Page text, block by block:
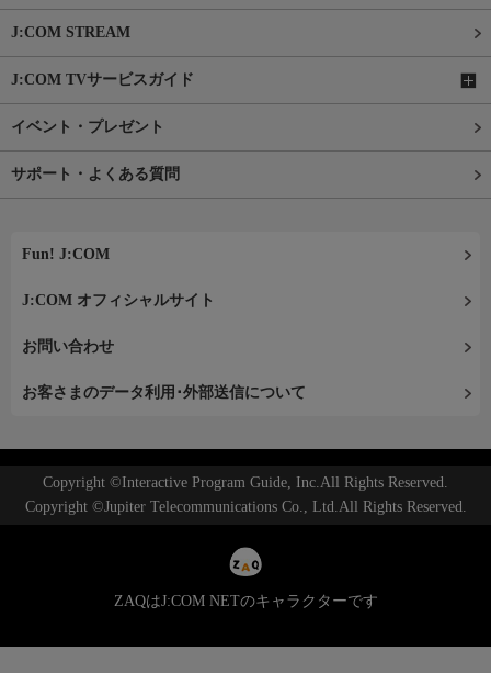
J:COM STREAM
J:COM TVサービスガイド
イベント・プレゼント
サポート・よくある質問
Fun! J:COM
J:COM オフィシャルサイト
お問い合わせ
お客さまのデータ利用･外部送信について
Copyright ©Interactive Program Guide, Inc.All Rights Reserved.
Copyright ©Jupiter Telecommunications Co., Ltd.All Rights Reserved.
ZAQはJ:COM NETのキャラクターです